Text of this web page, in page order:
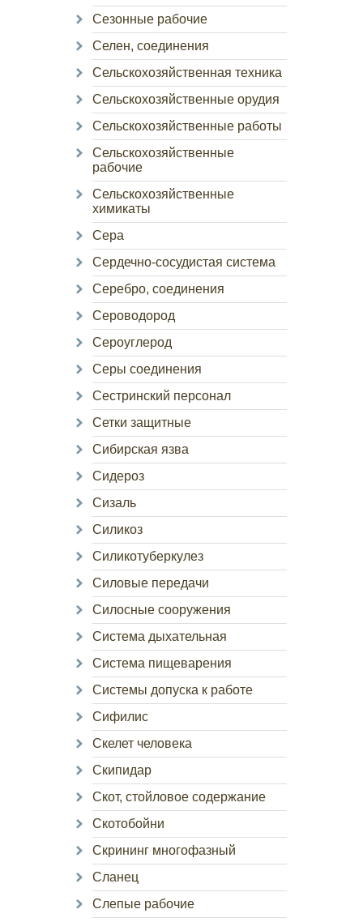
Сезонные рабочие
Селен, соединения
Сельскохозяйственная техника
Сельскохозяйственные орудия
Сельскохозяйственные работы
Сельскохозяйственные
рабочие
Сельскохозяйственные
химикаты
Сера
Сердечно-сосудистая система
Серебро, соединения
Сероводород
Сероуглерод
Серы соединения
Сестринский персонал
Сетки защитные
Сибирская язва
Сидероз
Сизаль
Силикоз
Силикотуберкулез
Силовые передачи
Силосные сооружения
Система дыхательная
Система пищеварения
Системы допуска к работе
Сифилис
Скелет человека
Скипидар
Скот, стойловое содержание
Скотобойни
Скрининг многофазный
Сланец
Слепые рабочие